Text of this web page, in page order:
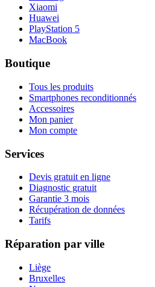
Xiaomi
Huawei
PlayStation 5
MacBook
Boutique
Tous les produits
Smartphones reconditionnés
Accessoires
Mon panier
Mon compte
Services
Devis gratuit en ligne
Diagnostic gratuit
Garantie 3 mois
Récupération de données
Tarifs
Réparation par ville
Liège
Bruxelles